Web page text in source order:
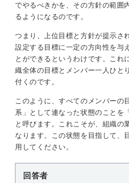
でやるべきかを、その方針の範囲
るようになるのです。
つまり、上位目標と方針が提示さ
設定する目標に一定の方向性を与
とができるというわけです。これ
織全体の目標とメンバー一人ひと
付くのです。
このように、すべてのメンバー
系」として連なった状態のことを
と呼びます。これこそが、組織の
なります。この状態を目指して、
用してください。
回答者